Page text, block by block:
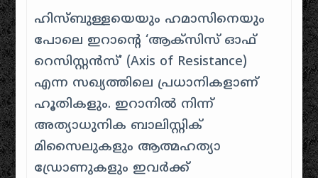
ഹിസ്ബുള്ളയെയും ഹമാസിനെയും
പോലെ ഇറാന്റെ ‘ആക്സിസ് ഓഫ്
റെസിസ്റ്റൻസ്’ (Axis of Resistance)
എന്ന സഖ്യത്തിലെ പ്രധാനികളാണ്
ഹൂതികളും. ഇറാനിൽ നിന്ന്
അത്യാധുനിക ബാലിസ്റ്റിക്
മിസൈലുകളും ആത്മഹത്യാ
ഡ്രോണുകളും ഇവർക്ക്